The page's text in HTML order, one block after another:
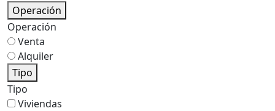
Operación
Operación
Venta
Alquiler
Tipo
Tipo
Viviendas